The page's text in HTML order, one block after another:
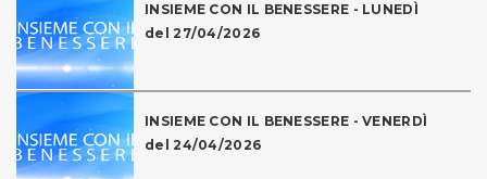
INSIEME CON IL BENESSERE - LUNEDÌ
del 27/04/2026
INSIEME CON IL BENESSERE - VENERDÌ
del 24/04/2026